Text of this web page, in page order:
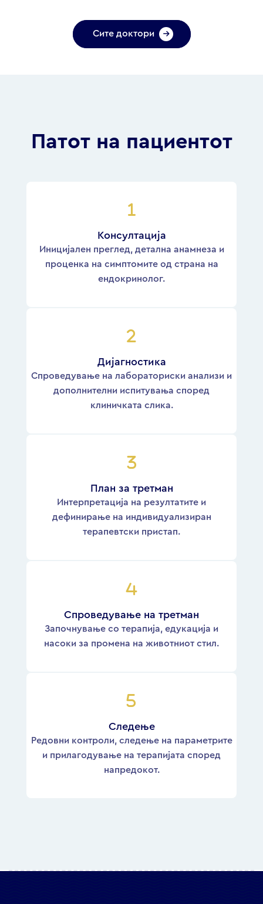
Сите доктори
Патот на пациентот
Консултација
Иницијален преглед, детална анамнеза и
проценка на симптомите од страна на
ендокринолог.
Дијагностика
Спроведување на лабораториски анализи и
дополнителни испитувања според
клиничката слика.
План за третман
Интерпретација на резултатите и
дефинирање на индивидуализиран
терапевтски пристап.
Спроведување на третман
Започнување со терапија, едукација и
насоки за промена на животниот стил.
Следење
Редовни контроли, следење на параметрите
и прилагодување на терапијата според
напредокот.